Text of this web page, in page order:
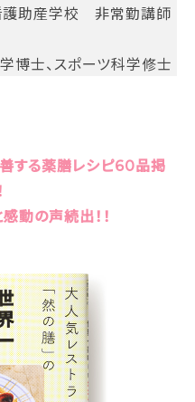
護助産学校 非常勤講師
博士、スポーツ科学修士
する薬膳レシピ60品掲
動の声続出！！